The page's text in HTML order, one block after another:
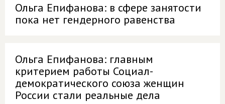
Ольга Епифанова: в сфере занятости
пока нет гендерного равенства
Ольга Епифанова: главным
критерием работы Социал-
демократического союза женщин
России стали реальные дела